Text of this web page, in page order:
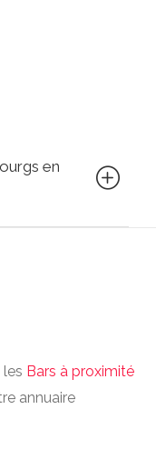
en
Bars à proximité
annuaire